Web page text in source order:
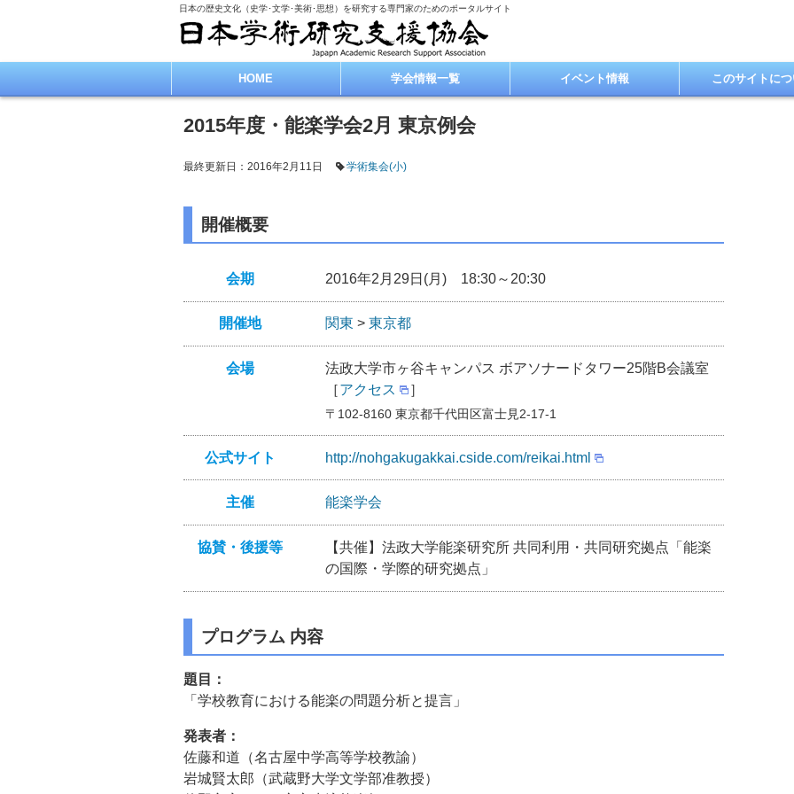
日本の歴史文化（史学･文学･美術･思想）を研究する専門家のためのポータルサイト
HOME 学会情報一覧 イベント情報 このサイトに
2015年度・能楽学会2月 東京例会
最終更新日：2016年2月11日 学術集会(小)
開催概要
会期 2016年2月29日(月) 18:30～20:30
開催地 関東 > 東京都
会場
法政大学市ヶ谷キャンパス ボアソナードタワー25階B会議室
［アクセス ］
〒102-8160 東京都千代田区富士見2-17-1
公式サイト http://nohgakugakkai.cside.com/reikai.html
主催 能楽学会
協賛・後援等
【共催】法政大学能楽研究所 共同利用・共同研究拠点「能楽
の国際・学際的研究拠点」
プログラム 内容
題目：
「学校教育における能楽の問題分析と提言」
発表者：
佐藤和道（名古屋中学高等学校教諭）
岩城賢太郎（武蔵野大学文学部准教授）